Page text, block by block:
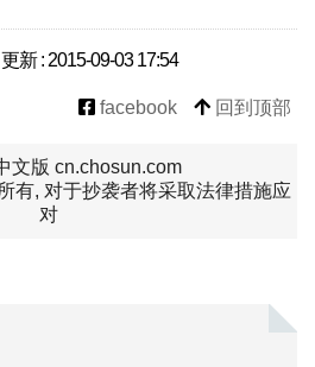
新 : 2015-09-03 17:54
facebook 回到顶部
文版 cn.chosun.com
有, 对于抄袭者将采取法律措施应
对